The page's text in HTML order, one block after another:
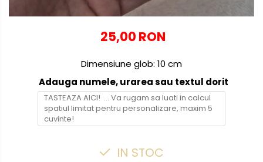
25,00 RON
Dimensiune glob: 10 cm
Adauga numele, urarea sau textul dorit
IN STOC